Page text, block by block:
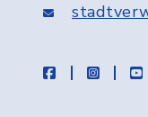
facebook